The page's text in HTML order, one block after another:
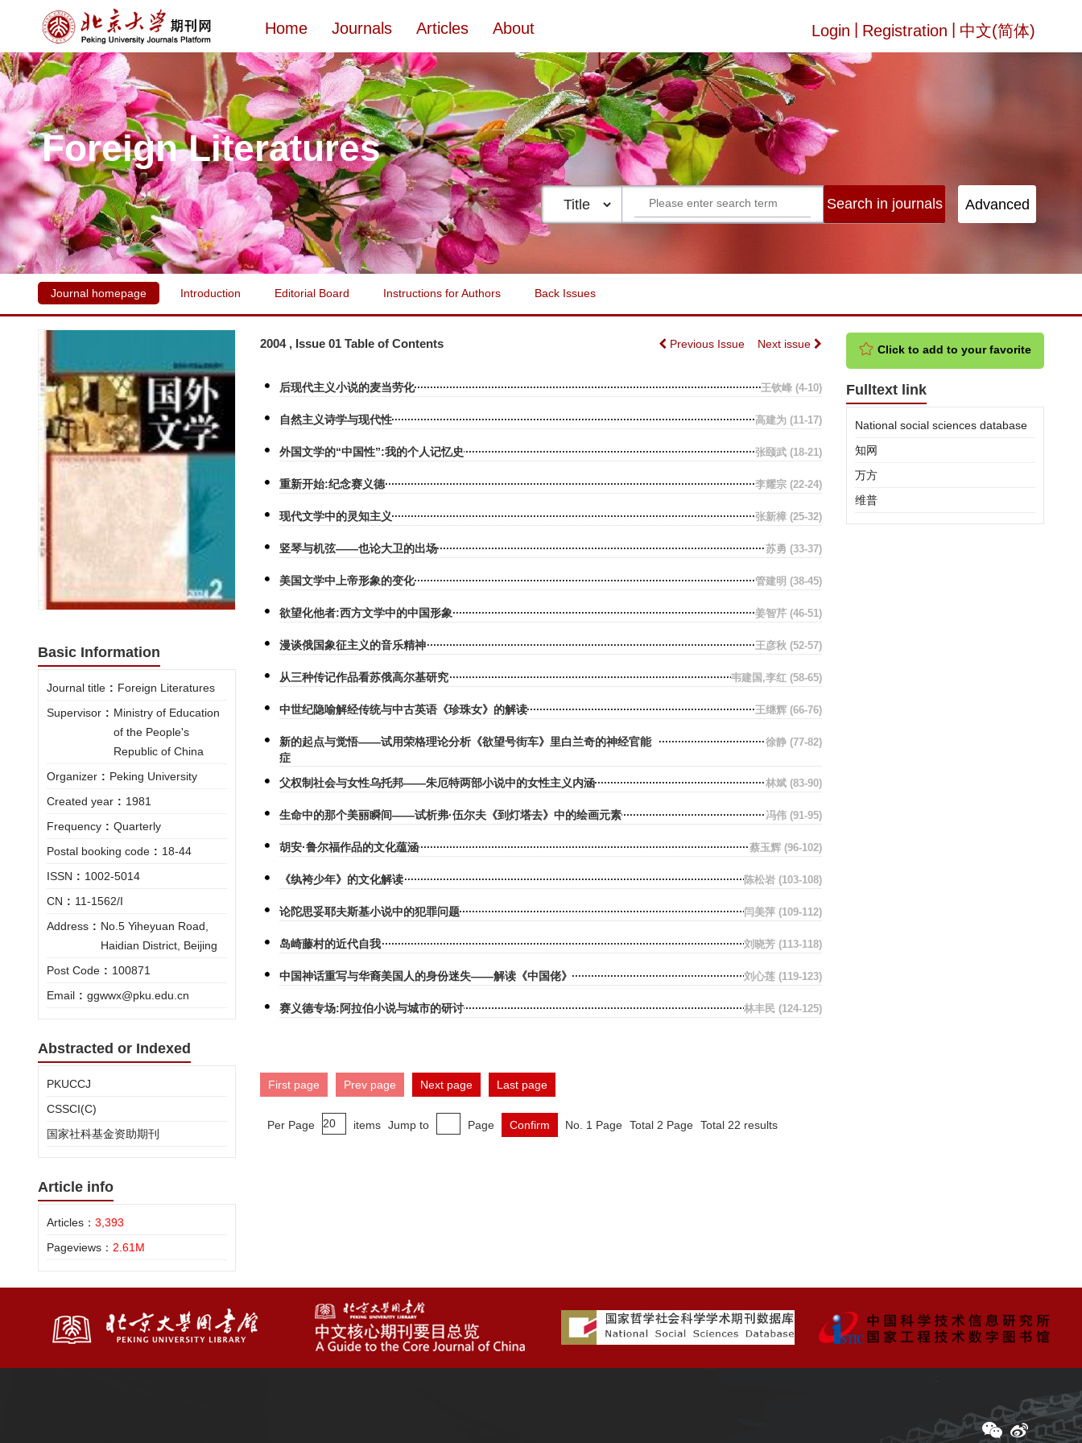
Login Registration 中文(简体)
Home Journals Articles About
Foreign Literatures
Journal homepage Introduction Editorial Board Instructions for Authors Back Issues
Basic Information
Journal title : Foreign Literatures
Supervisor : Ministry of Education
of the People's
Republic of China
Organizer : Peking University
Created year : 1981
Frequency : Quarterly
Postal booking code : 18-44
ISSN : 1002-5014
CN : 11-1562/I
Address : No.5 Yiheyuan Road,
Haidian District, Beijing
Post Code : 100871
Email : ggwwx@pku.edu.cn
Abstracted or Indexed
PKUCCJ
CSSCI(C)
国家社科基金资助期刊
Article info
Articles： 3,393
Pageviews： 2.61M
2004 , Issue 01 Table of Contents Previous Issue Next issue
后现代主义小说的麦当劳化 王钦峰 (4-10)
自然主义诗学与现代性 高建为 (11-17)
外国文学的“中国性”:我的个人记忆史 张颐武 (18-21)
重新开始:纪念赛义德 李耀宗 (22-24)
现代文学中的灵知主义 张新樟 (25-32)
竖琴与机弦——也论大卫的出场 苏勇 (33-37)
美国文学中上帝形象的变化 管建明 (38-45)
欲望化他者:西方文学中的中国形象 姜智芹 (46-51)
漫谈俄国象征主义的音乐精神 王彦秋 (52-57)
从三种传记作品看苏俄高尔基研究 韦建国,李红 (58-65)
中世纪隐喻解经传统与中古英语《珍珠女》的解读 王继辉 (66-76)
新的起点与觉悟——试用荣格理论分析《欲望号街车》里白兰奇的神经官能
症
徐静 (77-82)
父权制社会与女性乌托邦——朱厄特两部小说中的女性主义内涵 林斌 (83-90)
生命中的那个美丽瞬间——试析弗·伍尔夫《到灯塔去》中的绘画元素 冯伟 (91-95)
胡安·鲁尔福作品的文化蕴涵 蔡玉辉 (96-102)
《纨袴少年》的文化解读 陈松岩 (103-108)
论陀思妥耶夫斯基小说中的犯罪问题 闫美萍 (109-112)
岛崎藤村的近代自我 刘晓芳 (113-118)
中国神话重写与华裔美国人的身份迷失——解读《中国佬》 刘心莲 (119-123)
赛义德专场:阿拉伯小说与城市的研讨 林丰民 (124-125)
First page Prev page Next page Last page
Per Page items Jump to Page Confirm No. 1 Page Total 2 Page Total 22 results
Click to add to your favorite
Fulltext link
National social sciences database
知网
万方
维普